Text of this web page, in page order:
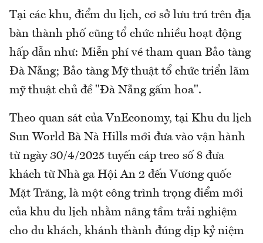
Tại các khu, điểm du lịch, cơ sở lưu trú trên địa
bàn thành phố cũng tổ chức nhiều hoạt động
hấp dẫn như: Miễn phí vé tham quan Bảo tàng
Đà Nẵng; Bảo tàng Mỹ thuật tổ chức triển lãm
mỹ thuật chủ đề "Đà Nẵng gấm hoa".
Theo quan sát của VnEconomy, tại Khu du lịch
Sun World Bà Nà Hills mới đưa vào vận hành
từ ngày 30/4/2025 tuyến cáp treo số 8 đưa
khách từ Nhà ga Hội An 2 đến Vương quốc
Mặt Trăng, là một công trình trọng điểm mới
của khu du lịch nhằm nâng tầm trải nghiệm
cho du khách, khánh thành đúng dịp kỷ niệm